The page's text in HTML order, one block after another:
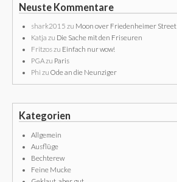
Neuste Kommentare
shark2015 zu Moon over Friedenheimer Street
Katja zu Die Sache mit den Friseuren
Fritzoszu Einfach nur wow!
PGAzu Paris
Phi zu Ode an die Neunziger
Kategorien
Allgemein
Ausflüge
Bechterew
Feine Mucke